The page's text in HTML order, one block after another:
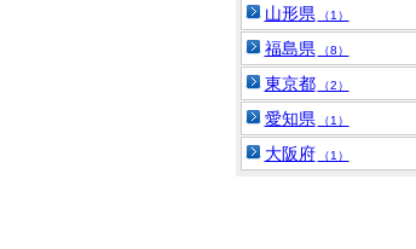
山形県 （1）
福島県 （8）
東京都 （2）
愛知県 （1）
大阪府 （1）